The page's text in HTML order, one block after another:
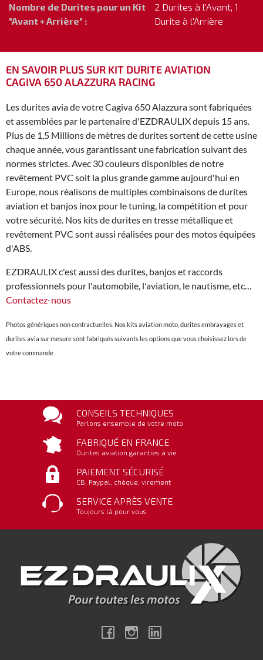
Nombre de Durites pour un Kit
"Avant + Arrière" :
2 Durites à l'Avant, 1
Durite à l'Arrière
EN SAVOIR PLUS SUR KIT DURITE AVIATION
CAGIVA 650 ALAZZURA RACING
Les durites avia de votre Cagiva 650 Alazzura sont fabriquées
et assemblées par le partenaire d'EZDRAULIX depuis 15 ans.
Plus de 1,5 Millions de mètres de durites sortent de cette usine
chaque année, vous garantissant une fabrication suivant des
normes strictes. Avec 30 couleurs disponibles de notre
revêtement PVC soit la plus grande gamme aujourd'hui en
Europe, nous réalisons de multiples combinaisons de durites
aviation et banjos inox pour le tuning, la compétition et pour
votre sécurité. Nos kits de durites en tresse métallique et
revêtement PVC sont aussi réalisées pour des motos équipées
d'ABS.
EZDRAULIX c'est aussi des durites, banjos et raccords
professionnels pour l'automobile, l'aviation, le nautisme, etc…
Contactez-nous
Photos génériques non contractuelles. Nos kits aviation moto, durites embrayages et
durites avia sur mesure sont fabriqués suivants les options que vous choisissez lors de
votre commande.
CONSEILS TECHNIQUES
Parlons ensemble de votre moto
FABRIQUÉ EN FRANCE
Durites aviation garanties à vie
PAIEMENT SÉCURISÉ
CB, Paypal, chèque, virement
SERVICE APRÈS VENTE
Toujours là pour vous
FacebookInstagram